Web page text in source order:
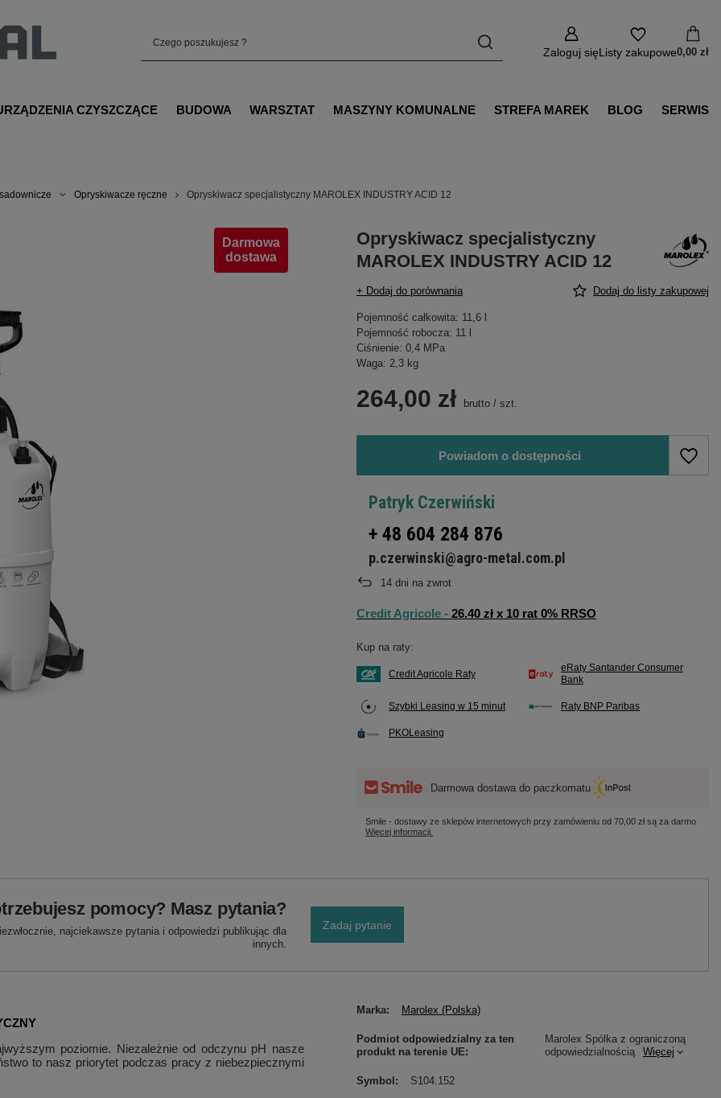
Zaloguj sięListy zakupowe0,00 zł
CZYSZCZĄCE BUDOWA WARSZTAT MASZYNY KOMUNALNE STREFA MAREK BLOG SERWIS
Opryskiwacze ręczne Opryskiwacz specjalistyczny MAROLEX INDUSTRY ACID 12
Darmowa
dostawa
Opryskiwacz specjalistyczny
MAROLEX INDUSTRY ACID 12
+ Dodaj do porównania Dodaj do listy zakupowej
Pojemność całkowita: 11,6 l
Pojemność robocza: 11 l
Ciśnienie: 0,4 MPa
Waga: 2,3 kg
264,00 zł brutto /szt.
Powiadom o dostępności
Patryk Czerwiński
+ 48 604 284 876
p.czerwinski@agro-metal.com.pl
14 dni na zwrot
Credit Agricole -26.40 zł x 10 rat 0% RRSO
Kup na raty:
Credit Agricole Raty
eRaty Santander Consumer
Bank
Szybki Leasing w 15 minut Raty BNP Paribas
PKOLeasing
Darmowa dostawa do paczkomatu
Smile - dostawy ze sklepów internetowych przy zamówieniu od70,00 złsą za darmo
Więcej informacji.
pomocy? Masz pytania?
najciekawsze pytania i odpowiedzi publikując dla
innych.
Zadaj pytanie
poziomie. Niezależnie od odczynu pH nasze
to nasz priorytet podczas pracy z niebezpiecznymi
Marka Marolex (Polska)
Podmiot odpowiedzialny za ten
produkt na terenie UE
Marolex Spólka z ograniczoną
odpowiedzialnością
Więcej
Symbol S104.152